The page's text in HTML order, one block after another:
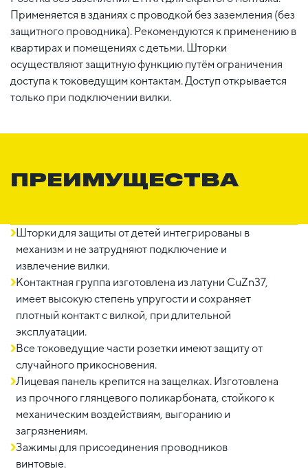
Применяется в зданиях с проводкой без заземления (без
защитного проводника). Рекомендуются к применению в
квартирах и помещениях с детьми. Шторки
осуществляют защитную функцию путём ограничения
доступа к токоведущим контактам. Доступ открывается
только при подключении вилки.
ПРЕИМУЩЕСТВА
Шторки для защиты от детей интегрированы в
механизм и не затрудняют подключение и
извлечение вилки.
Контактная группа изготовлена из латуни CuZn37,
имеет высокую степень упругости и сохраняет
плотный контакт с вилкой, при длительной
эксплуатации.
Все токоведущие части розетки имеют защиту от
случайного прикосновения.
Лицевая панель крепится на защелках. Изготовлена
из прочного глянцевого поликарбоната, стойкого к
механическим воздействиям, выгоранию и
загрязнениям.
Зажимы для присоединения проводников
винтовые.